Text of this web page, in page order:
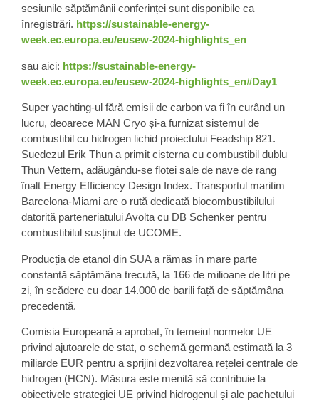
sesiunile săptămânii conferinței sunt disponibile ca
înregistrări. https://sustainable-energy-
week.ec.europa.eu/eusew-2024-highlights_en
sau aici: https://sustainable-energy-
week.ec.europa.eu/eusew-2024-highlights_en#Day1
Super yachting-ul fără emisii de carbon va fi în curând un
lucru, deoarece MAN Cryo și-a furnizat sistemul de
combustibil cu hidrogen lichid proiectului Feadship 821.
Suedezul Erik Thun a primit cisterna cu combustibil dublu
Thun Vettern, adăugându-se flotei sale de nave de rang
înalt Energy Efficiency Design Index. Transportul maritim
Barcelona-Miami are o rută dedicată biocombustibilului
datorită parteneriatului Avolta cu DB Schenker pentru
combustibilul susținut de UCOME.
Producția de etanol din SUA a rămas în mare parte
constantă săptămâna trecută, la 166 de milioane de litri pe
zi, în scădere cu doar 14.000 de barili față de săptămâna
precedentă.
Comisia Europeană a aprobat, în temeiul normelor UE
privind ajutoarele de stat, o schemă germană estimată la 3
miliarde EUR pentru a sprijini dezvoltarea rețelei centrale de
hidrogen (HCN). Măsura este menită să contribuie la
obiectivele strategiei UE privind hidrogenul și ale pachetului